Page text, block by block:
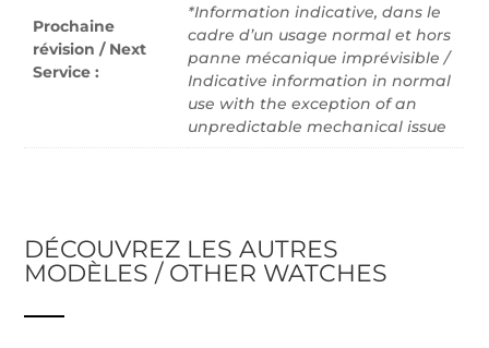
Prochaine
révision / Next
Service :
*Information indicative, dans le
cadre d’un usage normal et hors
panne mécanique imprévisible /
Indicative information in normal
use with the exception of an
unpredictable mechanical issue
DÉCOUVREZ LES AUTRES
MODÈLES / OTHER WATCHES